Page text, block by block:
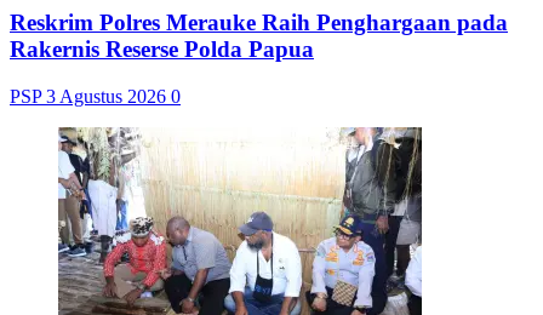
Reskrim Polres Merauke Raih Penghargaan pada
Rakernis Reserse Polda Papua
PSP3 Agustus 2026 0